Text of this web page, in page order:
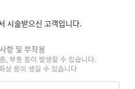
시술받으신 고객입니다.
항 및 부작용
, 부종 등이 발생할 수 있습니다.
상 등이 생길 수 있습니다